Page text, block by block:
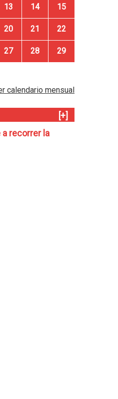
13 14 15
20 21 22
27 28 29
calendario mensual
[+]
recorrer la